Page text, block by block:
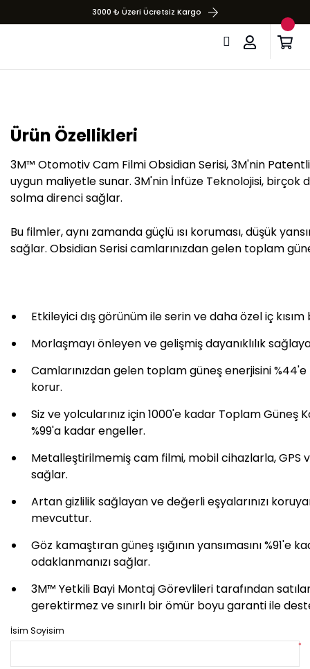
3000 ₺ Üzeri Ücretsiz Kargo
Ürün Özellikleri
3M™ Otomotiv Cam Filmi Obsidian Serisi, 3M'nin
uygun maliyetle sunar. 3M'nin İnfüze Teknolojisi, birçok
solma direnci sağlar.
Bu filmler, aynı zamanda güçlü ısı koruması, düşük
sağlar. Obsidian Serisi camlarınızdan gelen toplam
Etkileyici dış görünüm ile serin ve daha özel iç
Morlaşmayı önleyen ve gelişmiş dayanıklılık
Camlarınızdan gelen toplam güneş enerjisini %44'e
korur.
Siz ve yolcularınız için 1000'e kadar Toplam Güneş
%99'a kadar engeller.
Metalleştirilmemiş cam filmi, mobil cihazlarla, GPS
sağlar.
Artan gizlilik sağlayan ve değerli eşyalarınızı
mevcuttur.
Göz kamaştıran güneş ışığının yansımasını
odaklanmanızı sağlar.
3M™ Yetkili Bayi Montaj Görevlileri tarafından
gerektirmez ve sınırlı bir ömür boyu garanti ile
İsim Soyisim
*